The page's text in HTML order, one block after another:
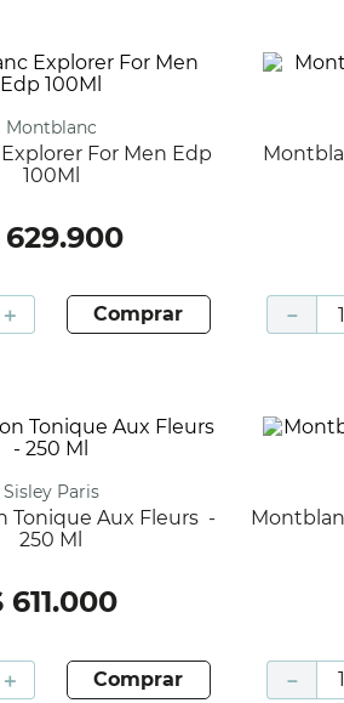
Montblanc
100Ml
629.900
＋ comprar
Montblanc Explorer Ultra Blue Edp
－
Sisley Paris
250 Ml
611.000
＋ comprar
Montblanc Legend Red Estuche Edp
－